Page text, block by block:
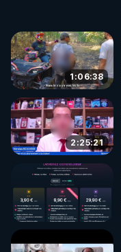
1:06:38
2:25:21